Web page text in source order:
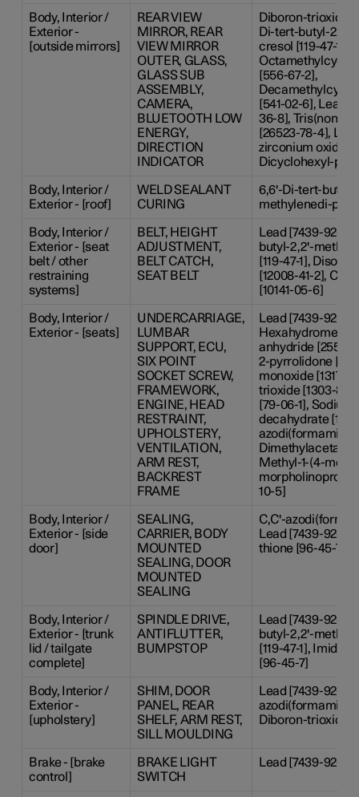
Body, Interior /
Exterior -
[outside mirrors]
REAR VIEW
MIRROR, REAR
VIEW MIRROR
OUTER, GLASS,
GLASS SUB
ASSEMBLY,
CAMERA,
BLUETOOTH LOW
ENERGY,
DIRECTION
INDICATOR
Diboron-trioxide
Di-tert-butyl-2,2'-
cresol [119-47-1],
[556-67-2],
[541-02-6], Lead-
36-8],
[26523-78-4],
zirconium oxide
Dicyclohexyl-
Body, Interior /
Exterior - [roof]
WELD SEALANT
CURING
6,6'-Di-tert-butyl-
methylenedi-p-
Body, Interior /
Exterior - [seat
belt / other
restraining
systems]
BELT, HEIGHT
ADJUSTMENT,
BELT CATCH,
SEAT BELT
Lead [7439-92-1],
butyl-2,2'-
[119-47-1],
[12008-41-2],
[10141-05-6]
Body, Interior /
Exterior - [seats]
UNDERCARRIAGE,
LUMBAR
SUPPORT, ECU,
SIX POINT
SOCKET SCREW,
FRAMEWORK,
ENGINE, HEAD
RESTRAINT,
UPHOLSTERY,
VENTILATION,
ARM REST,
BACKREST
FRAME
Lead [7439-92-1],
anhydride
2-pyrrolidone
monoxide [1317-
trioxide [1303-86-
[79-06-1], Sodium
decahydrate
azodi(formamide)
Methyl-1-(4-
10-5]
Body, Interior /
Exterior - [side
door]
SEALING,
CARRIER, BODY
MOUNTED
SEALING, DOOR
MOUNTED
SEALING
C,C'-
Lead [7439-92-
thione [96-45-7]
Body, Interior /
Exterior - [trunk
lid / tailgate
complete]
SPINDLE DRIVE,
ANTIFLUTTER,
BUMPSTOP
Lead [7439-92-1],
butyl-2,2'-
[119-47-1],
[96-45-7]
Body, Interior /
Exterior -
[upholstery]
SHIM, DOOR
PANEL, REAR
SHELF, ARM REST,
SILL MOULDING
Lead [7439-92-1],
azodi(formamide)
Diboron-trioxide
Brake - [brake
control]
BRAKE LIGHT
SWITCH
Lead [7439-92-1]